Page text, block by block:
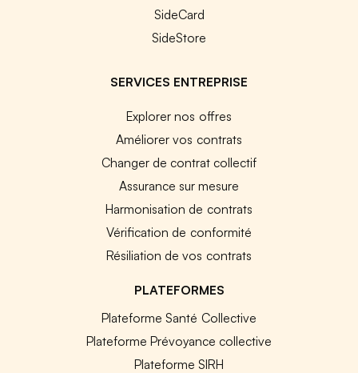
SideCard
SideStore
SERVICES ENTREPRISE
Explorer nos offres
Améliorer vos contrats
Changer de contrat collectif
Assurance sur mesure
Harmonisation de contrats
Vérification de conformité
Résiliation de vos contrats
PLATEFORMES
Plateforme Santé Collective
Plateforme Prévoyance collective
Plateforme SIRH